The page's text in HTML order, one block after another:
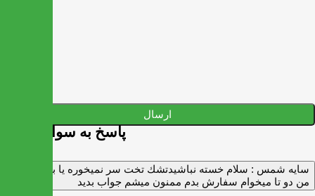
ارسال
پاسخ به سوالات شما
سايه شمس : سلام خسته نباشيدتشك تخت سر نميخوره يا برنميگرده
من دو تا ميخوام سفارش بدم ممنون ميشم جواب بديد